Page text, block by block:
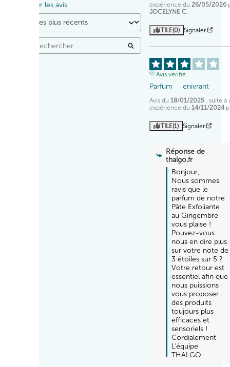
Trier les avis
expérience du 26/05/2026
JOCELYNE C.
UTILE(0) Signaler
Avis vérifié
Parfum     enivrant
Avis du 18/01/2025
, suite à
expérience du 14/11/2024
UTILE(1) Signaler
Réponse de
thalgo.fr
Bonjour,
Nous sommes
ravis que le
parfum de notre
Pâte Exfoliante
au Gingembre
vous plaise !
Pouvez-vous
nous en dire plus
sur votre note de
3 étoiles sur 5 ?
Votre retour est
essentiel afin que
nous puissions
vous proposer
des produits
toujours plus
efficaces et
sensoriels !
Cordialement
L'équipe
THALGO